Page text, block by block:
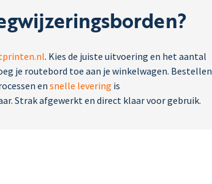
. Kies de juiste uitvoering en het aantal
je routebord toe aan je winkelwagen. Bestellen
en snelle levering is
Strak afgewerkt en direct klaar voor gebruik.